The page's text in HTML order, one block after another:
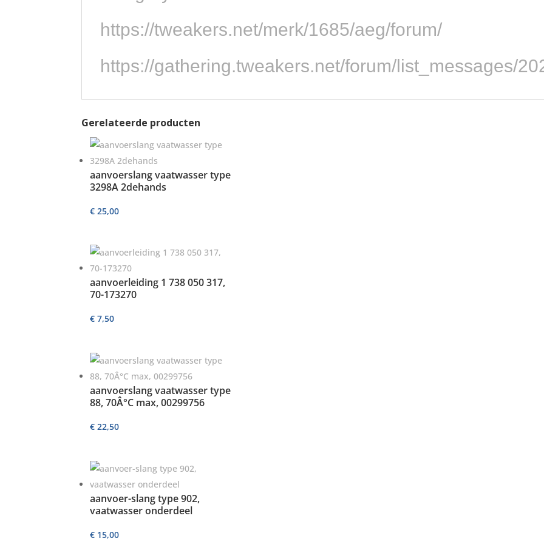
https://tweakers.net/merk/1685/aeg/forum/
https://gathering.tweakers.net/forum/list_messages/
Gerelateerde producten
aanvoerslang vaatwasser type
3298A 2dehands
€ 25,00
aanvoerleiding 1 738 050 317,
70-173270
€ 7,50
aanvoerslang vaatwasser type
88, 70Â°C max, 00299756
€ 22,50
aanvoer-slang type 902,
vaatwasser onderdeel
€ 15,00